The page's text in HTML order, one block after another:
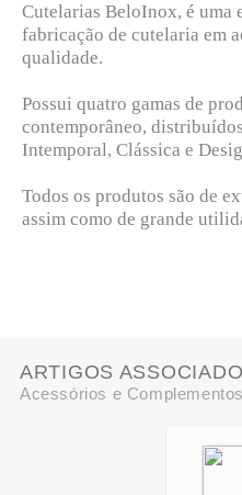
Cutelarias BeloInox, é uma
fabricação de cutelaria em
qualidade.
Possui quatro gamas de
contemporâneo,
Intemporal, Clássica e
Todos os produtos são de
assim como de grande
ARTIGOS
Acessórios e Complementos